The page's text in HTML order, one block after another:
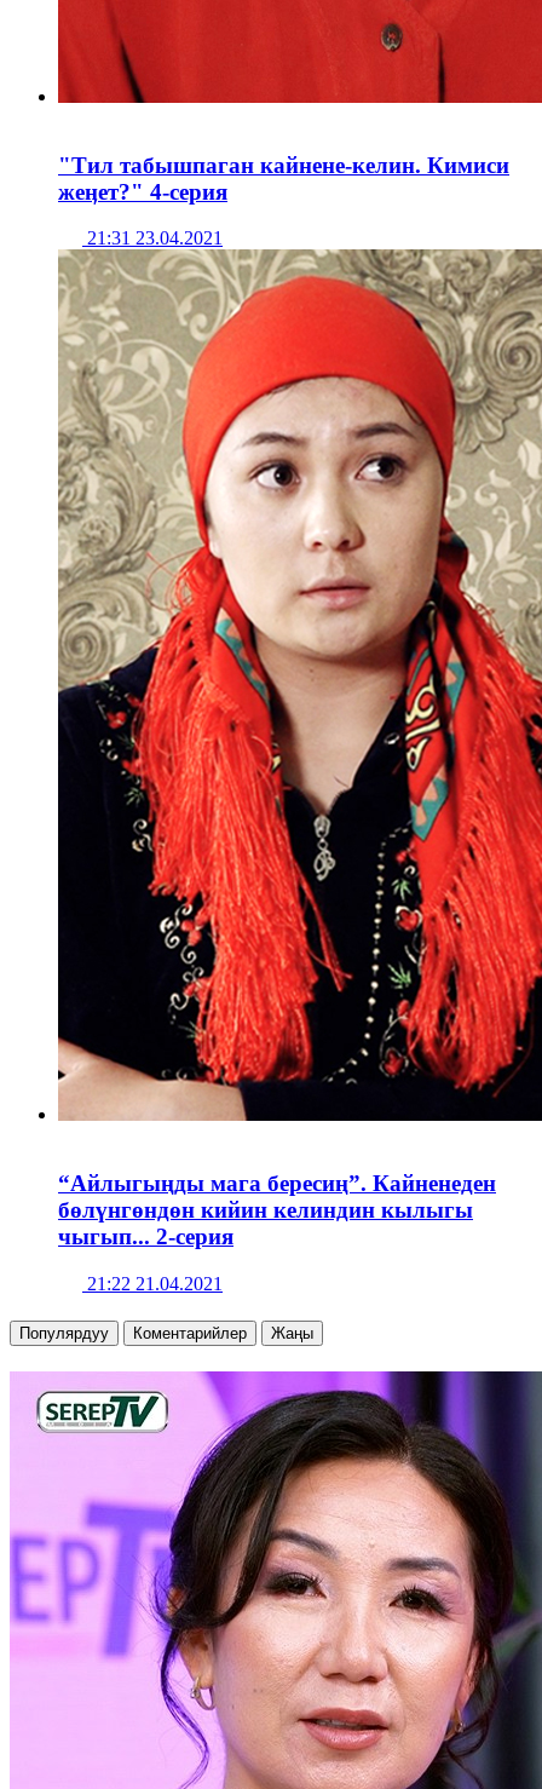
"Тил табышпаган кайнене-келин. Кимиси
жеӊет?" 4-серия
21:31 23.04.2021
“Айлыгыңды мага бересиң”. Кайненеден
бөлүнгөндөн кийин келиндин кылыгы
чыгып... 2-серия
21:22 21.04.2021
Популярдуу Коментарийлер Жаңы